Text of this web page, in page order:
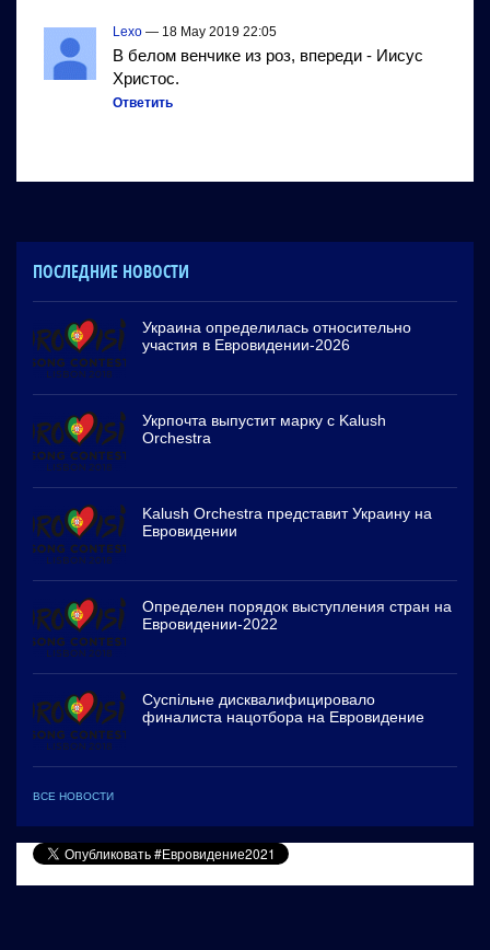
Lexo — 18 May 2019 22:05
В белом венчике из роз, впереди - Иисус
Христос.
Ответить
ПОСЛЕДНИЕ НОВОСТИ
Украина определилась относительно
участия в Евровидении-2026
Укрпочта выпустит марку с Kalush
Orchestra
Kalush Orchestra представит Украину на
Евровидении
Определен порядок выступления стран на
Евровидении-2022
Суспільне дисквалифицировало
финалиста нацотбора на Евровидение
ВСЕ НОВОСТИ